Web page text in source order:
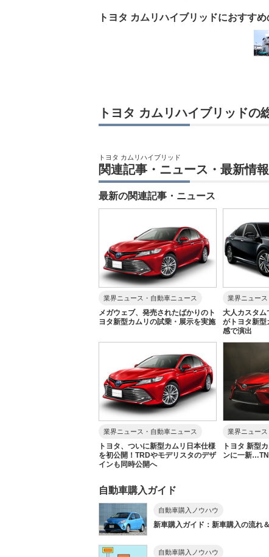
トヨタ カムリハイブリッドにおすす
トヨタ カムリハイブリッドの
トヨタ カムリハイブリッド
関連記事・ニュース・最新情報
最新の関連記事・ニュース
業界ニュース・自動車ニュース
メガウェブ、発売されたばかりのト
ヨタ新型カムリの試乗・展示を実施
業界ニュー
大人カスタム
がトヨタ新型
感で演出
業界ニュース・自動車ニュース
トヨタ、ついに新型カムリ日本仕様
を初公開！TRDやモデリスタのデザ
インも同時公開へ
業界ニュー
トヨタ 新型
ンに一新
自動車購入ガイド
自動車購入ノウハウ
新車購入ガイド：新車購入の流れ
自動車購入ノウハウ